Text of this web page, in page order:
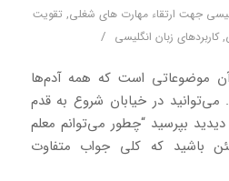
جهت ارتقاء مهارت های شغلی, تقویت
,کاربردهای زبان انگلیسی /
موضوعاتی است که همه آدم‌ها
می‌توانید در خیابان شروع به قدم
بپرسید “چطور می‌توانم معلم
باشید که کلی جواب متفاوت